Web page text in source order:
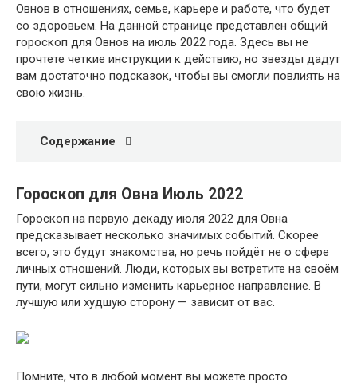
Овнов в отношениях, семье, карьере и работе, что будет
со здоровьем. На данной странице представлен общий
гороскоп для Овнов на июль 2022 года. Здесь вы не
прочтете четкие инструкции к действию, но звезды дадут
вам достаточно подсказок, чтобы вы смогли повлиять на
свою жизнь.
Содержание
Гороскоп для Овна Июль 2022
Гороскоп на первую декаду июля 2022 для Овна
предсказывает несколько значимых событий. Скорее
всего, это будут знакомства, но речь пойдёт не о сфере
личных отношений. Люди, которых вы встретите на своём
пути, могут сильно изменить карьерное направление. В
лучшую или худшую сторону — зависит от вас.
Помните, что в любой момент вы можете просто